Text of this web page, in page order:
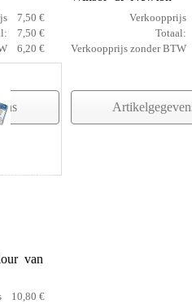
7,50 €
7,50 €
6,20 €
Verkoopprijs
Totaal:
Verkoopprijs zonder BTW
serie
van
10,80 €